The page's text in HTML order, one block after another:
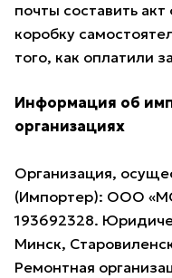
почты составить
коробку
того, как оплатили
Информация об
организациях
Организация,
(Импортер): ООО
193692328.
Минск,
Ремонтная